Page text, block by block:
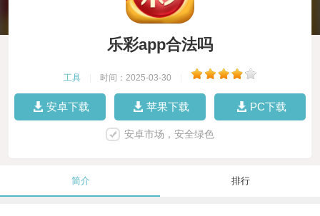
乐彩app合法吗
工具 时间：2025-03-30
安卓下载 苹果下载 PC下载
安卓市场，安全绿色
简介 排行